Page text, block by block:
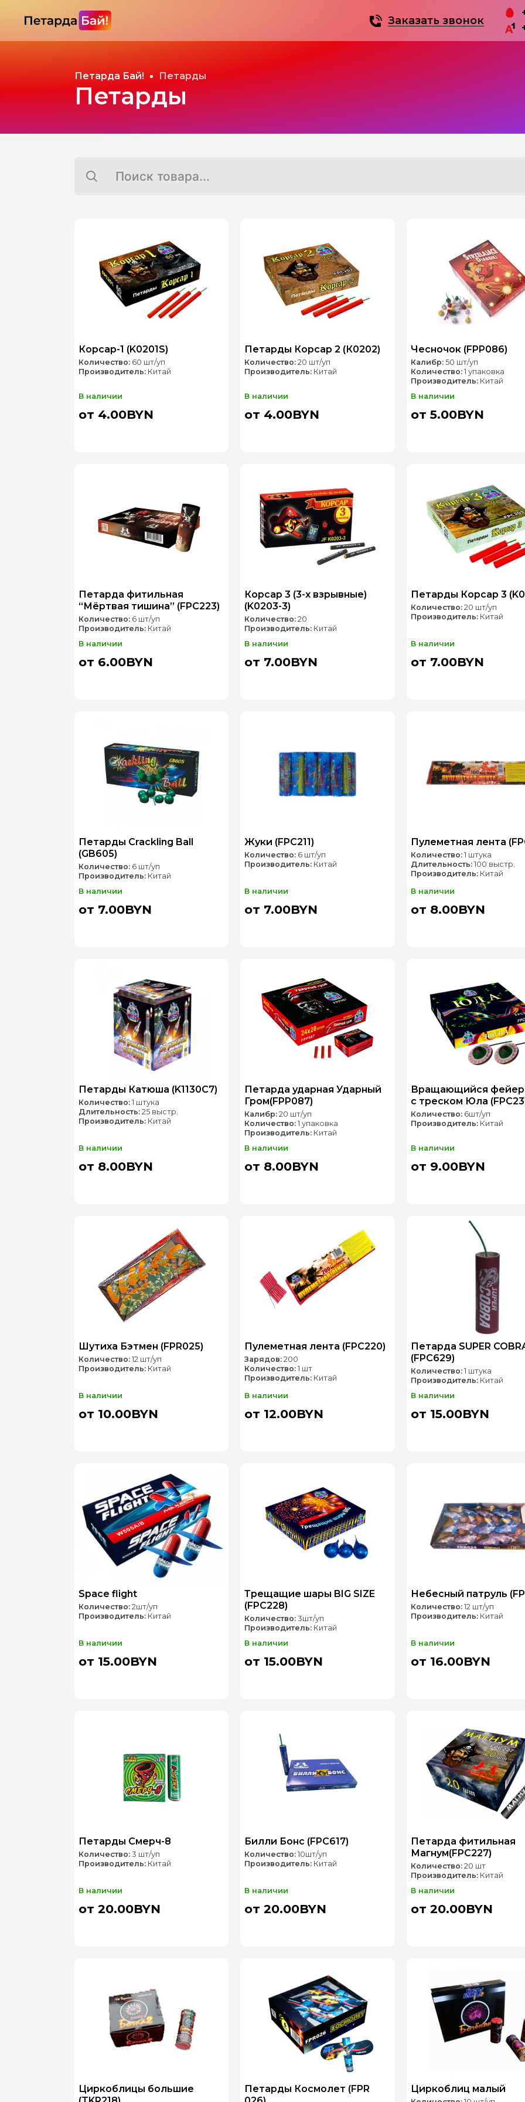
Заказать звонок
Петарда Бай! Петарды
Петарды
Корсар-1 (K0201S)
Количество: 60 шт/уп
Производитель: Китай
В наличии
от 4.00BYN
Петарды Корсар 2 (К0202)
Количество: 20 шт/уп
Производитель: Китай
В наличии
от 4.00BYN
Чесночок (FPP086)
Калибр:50 шт/уп
Количество:1 упаковка
Производитель: Китай
В наличии
от 5.00BYN
Петарда фитильная
“Мёртвая тишина” (FPC223)
Количество: 6 шт/уп
Производитель: Китай
В наличии
от 6.00BYN
Корсар 3 (3-х взрывные)
(K0203-3)
Количество: 20
Производитель: Китай
В наличии
от 7.00BYN
Петарды Корсар 3
Количество:20 шт/уп
Производитель: Китай
В наличии
от 7.00BYN
Петарды Crackling Ball
(GB605)
Количество: 6 шт/уп
Производитель: Китай
В наличии
от 7.00BYN
Жуки (FPC211)
Количество: 6 шт/уп
Производитель: Китай
В наличии
от 7.00BYN
Пулеметная лента
Количество:1 штука
Длительность:100 выстр.
Производитель: Китай
В наличии
от 8.00BYN
Петарды Катюша (K1130C7)
Количество: 1 штука
Длительность: 25 выстр.
Производитель: Китай
В наличии
от 8.00BYN
Петарда ударная Ударный
Гром(FPP087)
Калибр: 20 шт/уп
Количество: 1 упаковка
Производитель: Китай
В наличии
от 8.00BYN
Вращающийся
с треском Юла
Количество:6шт/уп
Производитель: Китай
В наличии
от 9.00BYN
Шутиха Бэтмен (FPR025)
Количество: 12 шт/уп
Производитель: Китай
В наличии
от 10.00BYN
Пулеметная лента (FPC220)
Зарядов: 200
Количество: 1 шт
Производитель: Китай
В наличии
от 12.00BYN
Петарда SUPER
(FPC629)
Количество:1 штука
Производитель: Китай
В наличии
от 15.00BYN
Space flight
Количество: 2шт/уп
Производитель: Китай
В наличии
от 15.00BYN
Трещащие шары BIG SIZE
(FPC228)
Количество: 3шт/уп
Производитель: Китай
В наличии
от 15.00BYN
Небесный патруль
Количество:12 шт/уп
Производитель: Китай
В наличии
от 16.00BYN
Петарды Смерч-8
Количество: 3 шт/уп
Производитель: Китай
В наличии
от 20.00BYN
Билли Бонс (FPC617)
Количество: 10шт/уп
Производитель: Китай
В наличии
от 20.00BYN
Петарда фитильная
Магнум(FPC227)
Количество:20 шт
Производитель: Китай
В наличии
от 20.00BYN
Циркоблицы большие
Петарды Космолет (FPR
Циркоблиц малый